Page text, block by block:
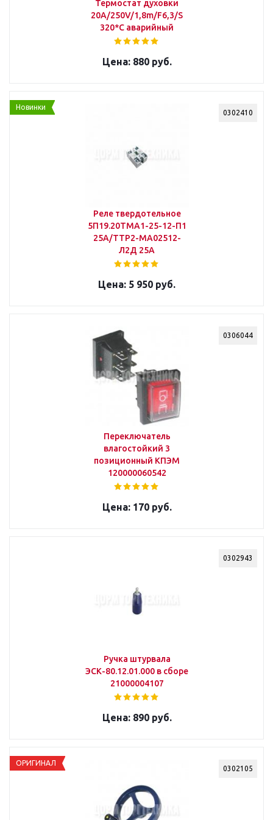
Термостат духовки
20А/250V/1,8m/F6,3/S
320*C аварийный
880 руб.
0302410
Новинки
Реле твердотельное
5П19.20ТМА1-25-12-П1
25А/ТТР2-МА02512-
Л2Д 25А
5 950 руб.
0306044
Переключатель
влагостойкий 3
позиционный КПЭМ
120000060542
170 руб.
0302943
Ручка штурвала
ЭСК-80.12.01.000 в сборе
21000004107
890 руб.
0302105
ОРИГИНАЛ